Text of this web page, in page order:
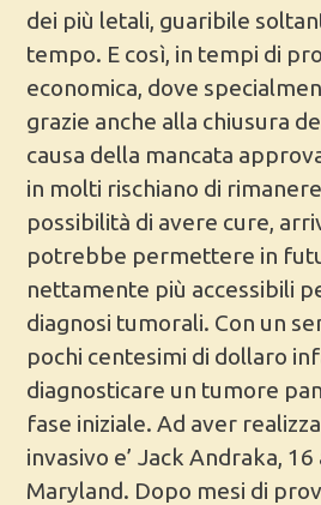
dei più letali, guaribile
tempo. E così, in tempi di
economica, dove
grazie anche alla chiusura
causa della mancata
in molti rischiano di
possibilità di avere cure,
potrebbe permettere in
nettamente più accessibili
diagnosi tumorali. Con un
pochi centesimi di dollaro
diagnosticare un tumore
fase iniziale. Ad aver
invasivo e’ Jack Andraka, 16
Maryland. Dopo mesi di